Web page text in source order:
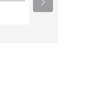
メディカル・プ
250,000